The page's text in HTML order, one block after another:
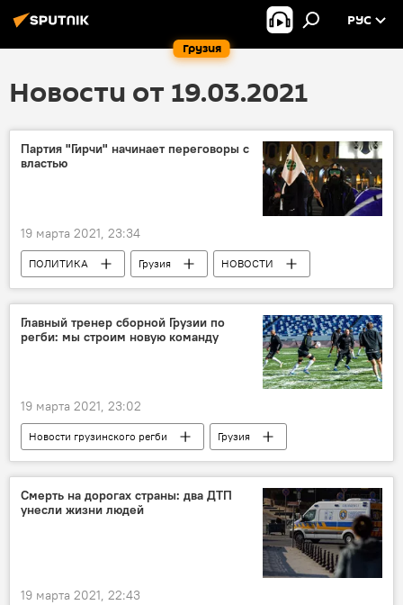
Грузия
РУС
Новости от 19.03.2021
Партия "Гирчи" начинает переговоры с
властью
19 марта 2021, 23:34
ПОЛИТИКА Грузия
НОВОСТИ
Весеннее обострение в рядах грузинской оппозиции
Новый политический центр – Гирчи
Переговоры
Главный тренер сборной Грузии по
регби: мы строим новую команду
19 марта 2021, 23:02
Новости грузинского регби
Грузия
СПОРТ
НОВОСТИ
Регби
Сборная Грузии по регби
Кубок Европейских наций по регби
Россия
Смерть на дорогах страны: два ДТП
унесли жизни людей
19 марта 2021, 22:43